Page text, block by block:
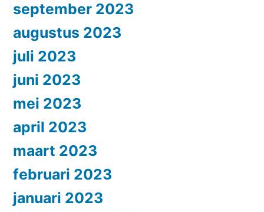
september 2023
augustus 2023
juli 2023
juni 2023
mei 2023
april 2023
maart 2023
februari 2023
januari 2023